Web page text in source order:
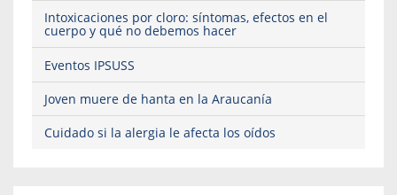
Intoxicaciones por cloro: síntomas, efectos en el
cuerpo y qué no debemos hacer
Eventos IPSUSS
Joven muere de hanta en la Araucanía
Cuidado si la alergia le afecta los oídos